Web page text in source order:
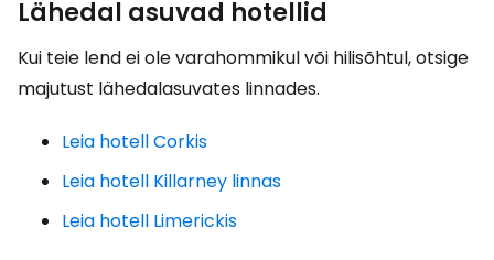
Lähedal asuvad hotellid
Kui teie lend ei ole varahommikul või hilisõhtul, otsige
majutust lähedalasuvates linnades.
Leia hotell Corkis
Leia hotell Killarney linnas
Leia hotell Limerickis